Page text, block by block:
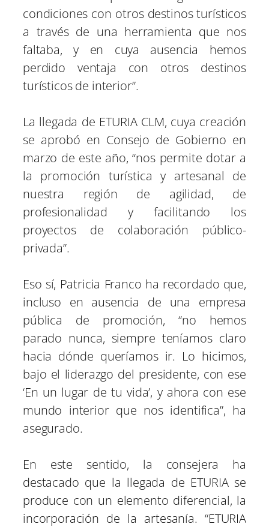
condiciones con otros destinos turísticos
a través de una herramienta que nos
faltaba, y en cuya ausencia hemos
perdido ventaja con otros destinos
turísticos de interior”.
La llegada de ETURIA CLM, cuya creación
se aprobó en Consejo de Gobierno en
marzo de este año, “nos permite dotar a
la promoción turística y artesanal de
nuestra región de agilidad, de
profesionalidad y facilitando los
proyectos de colaboración público-
privada”.
Eso sí, Patricia Franco ha recordado que,
incluso en ausencia de una empresa
pública de promoción, “no hemos
parado nunca, siempre teníamos claro
hacia dónde queríamos ir. Lo hicimos,
bajo el liderazgo del presidente, con ese
‘En un lugar de tu vida’, y ahora con ese
mundo interior que nos identifica”, ha
asegurado.
En este sentido, la consejera ha
destacado que la llegada de ETURIA se
produce con un elemento diferencial, la
incorporación de la artesanía. “ETURIA